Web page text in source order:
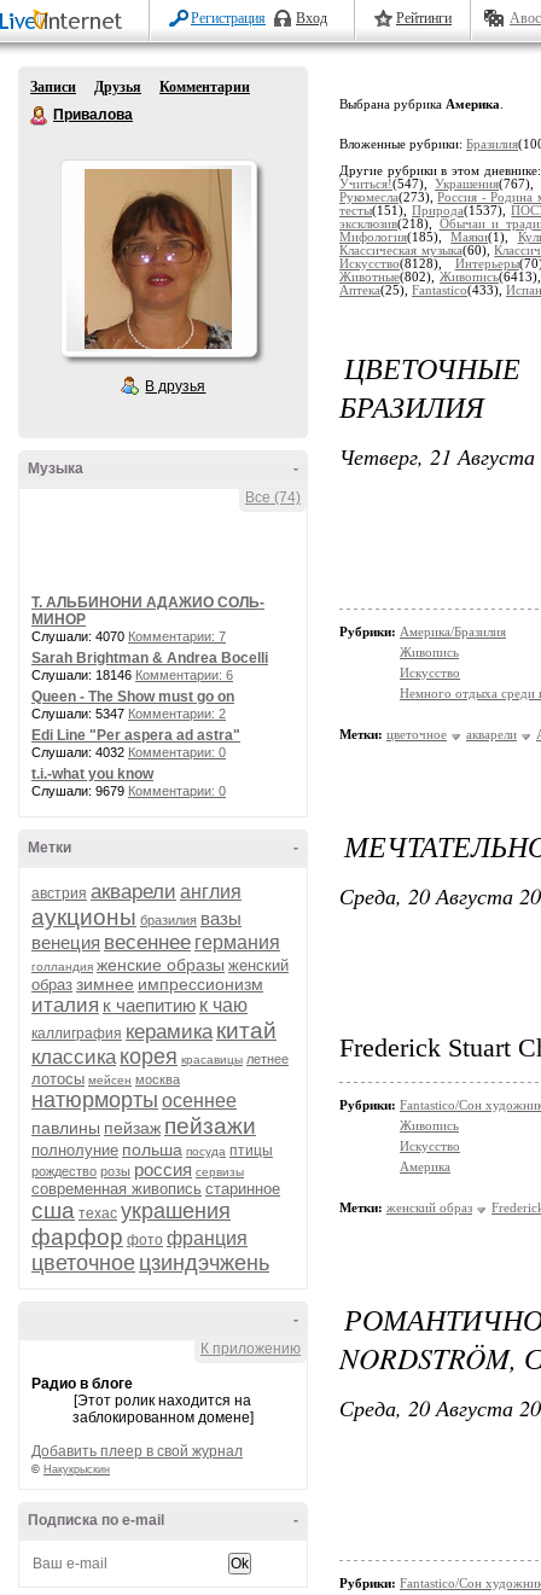
Регистрация Вход Рейтинги
Записи Друзья
Комментарии
Привалова
В друзья
-
Музыка
Все (74)
Т. АЛЬБИНОНИ АДАЖИО СОЛЬ-
МИНОР
Слушали: 4070 Комментарии: 7
Sarah Brightman & Andrea Bocelli
Слушали: 18146 Комментарии: 6
Queen - The Show must go on
Слушали: 5347 Комментарии: 2
Edi Line "Per aspera ad astra"
Слушали: 4032 Комментарии: 0
t.i.-what you know
Слушали: 9679 Комментарии: 0
-
Метки
австрия акварели англия
аукционы бразилия вазы
венеция весеннее германия
голландия женские образы женский
образ зимнее импрессионизм
италия к чаепитию к чаю
каллиграфия керамика китай
классика корея красавицы летнее
лотосы мейсен москва
натюрморты осеннее
павлины пейзаж пейзажи
полнолуние польша посуда птицы
рождество розы россия сервизы
современная живопись старинное
сша техас украшения
фарфор фото франция
цветочное цзиндэчжень
-
К приложению
Радио в блоге
[Этот ролик находится на
заблокированном домене]
Добавить плеер в свой журнал
© Накукрыскин
-
Подписка по e-mail
Выбрана рубрика Америка
Вложенные рубрики: Бразилия
Другие рубрики в этом
Учиться!(547),Украшения(767),
Рукомесла(273),Россия - Родина
тесты(151),Природа(1537),
эксклюзив(218), Обычаи и
Мифология(185),Маяки(1),
Классическая музыка(60),
Искусство(8128), Интерьеры
Животные(802), Живопись
Аптека(25), Fantastico(433),
ЦВЕТОЧНЫЕ
БРАЗИЛИЯ
Четверг, 21
Рубрики: Америка/Бразилия
Живопись
Искусство
Немного отдыха среди
Метки: цветочное акварели
Среда, 20 Августа
Frederick Stuart
Рубрики: Fantastico/Сон
Живопись
Искусство
Америка
Метки: женский образ
Среда, 20 Августа
Рубрики: Fantastico/Сон